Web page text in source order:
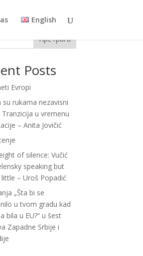
English
Претрага
Posts
Evropi
su rukama nezavisni
u vremenu
– Anita Jovičić
of silence: Vučić
speaking but
little – Uroš Popadić
„Šta bi se
u tvom gradu kad
bila u EU?“ u šest
Zapadne Srbije i